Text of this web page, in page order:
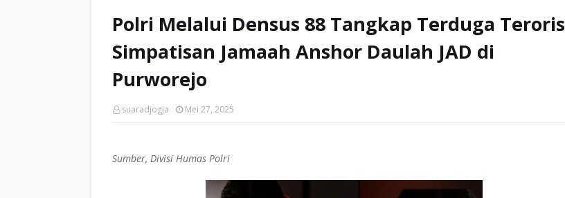
Polri Melalui Densus 88 Tangkap Terduga Teroris
Simpatisan Jamaah Anshor Daulah JAD di
Purworejo
suaradjogja Mei 27, 2025
Sumber, Divisi Humas Polri